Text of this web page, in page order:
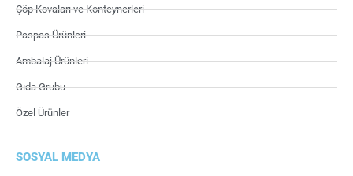
Çöp Kovaları ve Konteynerleri
Paspas Ürünleri
Ambalaj Ürünleri
Gıda Grubu
Özel Ürünler
SOSYAL MEDYA